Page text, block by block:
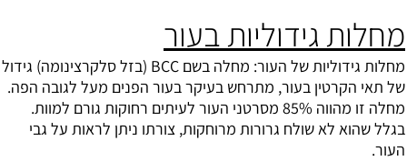
מחלות גידוליות בעור
מחלות גידוליות של העור: מחלה בשם BCC (בזל סלקרצינומה) גידול
של תאי הקרטין בעור, מתרחש בעיקר בעור הפנים מעל לגובה הפה.
מחלה זו מהווה 85% מסרטני העור לעיתים רחוקות גורם למוות.
בגלל שהוא לא שולח גרורות מרוחקות, צורתו ניתן לראות על גבי
העור.